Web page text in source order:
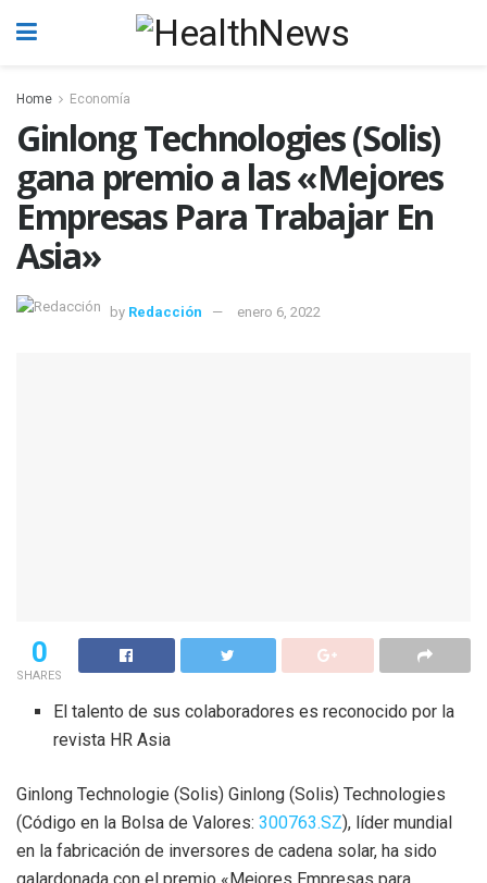
Home Economía
Ginlong Technologies (Solis)
gana premio a las «Mejores
Empresas Para Trabajar En
Asia»
by Redacción enero 6, 2022
0
SHARES
El talento de sus colaboradores es reconocido por la
revista HR Asia
Ginlong Technologie (Solis) Ginlong (Solis) Technologies
(Código en la Bolsa de Valores: 300763.SZ), líder mundial
en la fabricación de inversores de cadena solar, ha sido